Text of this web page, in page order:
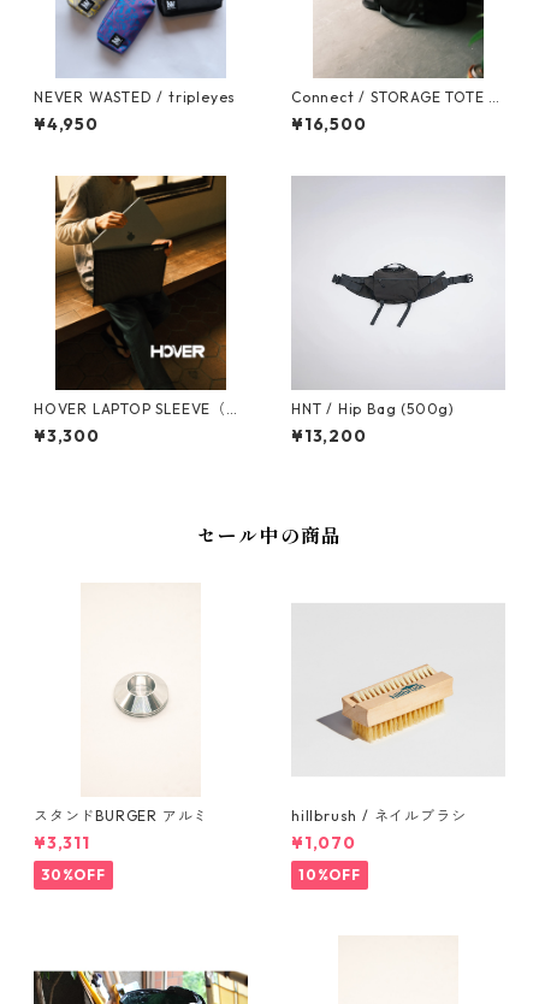
NEVER WASTED / tripleyes
¥4,950
Connect / STORAGE TOTE 1
00
¥16,500
HOVER LAPTOP SLEEVE（ホ
バーラップトップスリーブ）
¥3,300
HNT / Hip Bag (500g)
¥13,200
セール中の商品
スタンドBURGER アルミ
¥3,311
30%OFF
hillbrush / ネイルブラシ
¥1,070
10%OFF